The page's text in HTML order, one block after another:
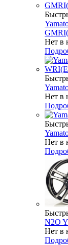
Нет в
Нет в
Нет в
N2O
Нет в